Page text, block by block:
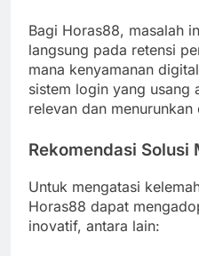
Bagi Horas88, masalah
langsung pada retensi
mana kenyamanan
sistem login yang usang
relevan dan menurunkan
Rekomendasi Solusi
Untuk mengatasi
Horas88 dapat
inovatif, antara lain: